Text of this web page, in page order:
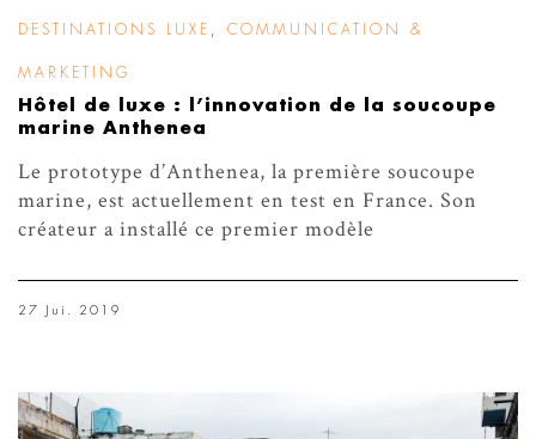
DESTINATIONS LUXE COMMUNICATION &
MARKETING
Hôtel de luxe : l’innovation de la soucoupe
marine Anthenea
Le prototype d’Anthenea, la première soucoupe
marine, est actuellement en test en France. Son
créateur a installé ce premier modèle
27 Jui. 2019